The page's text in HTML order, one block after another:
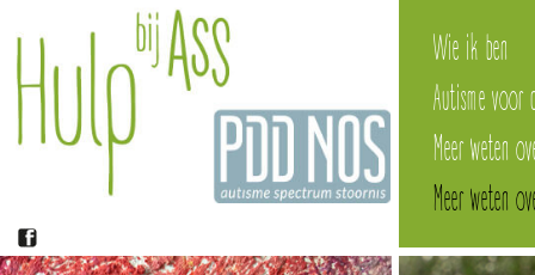
Wie ik ben
Autisme voor
Meer weten
Meer weten